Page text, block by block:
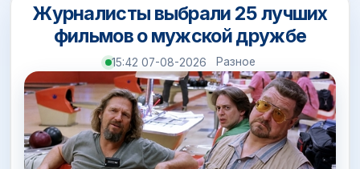
Журналисты выбрали 25 лучших
фильмов о мужской дружбе
15:42 07-08-2026 Разное